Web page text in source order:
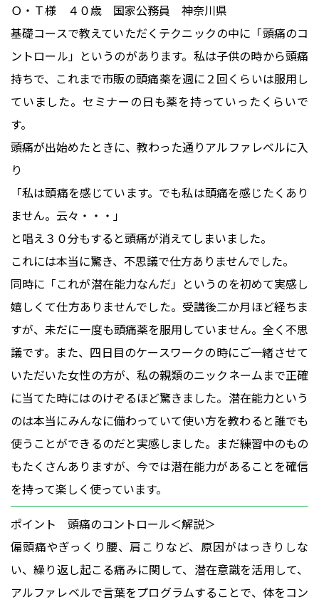
Ｏ・Ｔ様 ４０歳 国家公務員 神奈川県
基礎コースで教えていただくテクニックの中に「頭痛のコ
ントロール」というのがあります。私は子供の時から頭痛
持ちで、これまで市販の頭痛薬を週に２回くらいは服用し
ていました。セミナーの日も薬を持っていったくらいで
す。
頭痛が出始めたときに、教わった通りアルファレベルに入
り
「私は頭痛を感じています。でも私は頭痛を感じたくあり
ません。云々・・・」
と唱え３０分もすると頭痛が消えてしまいました。
これには本当に驚き、不思議で仕方ありませんでした。
同時に「これが潜在能力なんだ」というのを初めて実感し
嬉しくて仕方ありませんでした。受講後二か月ほど経ちま
すが、未だに一度も頭痛薬を服用していません。全く不思
議です。また、四日目のケースワークの時にご一緒させて
いただいた女性の方が、私の親類のニックネームまで正確
に当てた時にはのけぞるほど驚きました。潜在能力という
のは本当にみんなに備わっていて使い方を教わると誰でも
使うことができるのだと実感しました。まだ練習中のもの
もたくさんありますが、今では潜在能力があることを確信
を持って楽しく使っています。
ポイント 頭痛のコントロール＜解説＞
偏頭痛やぎっくり腰、肩こりなど、原因がはっきりしな
い、繰り返し起こる痛みに関して、潜在意識を活用して、
アルファレベルで言葉をプログラムすることで、体をコン